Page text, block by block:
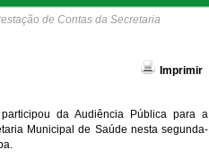
de Contas da Secretaria
Imprimir
da Audiência Pública para a
Municipal de Saúde nesta segunda-